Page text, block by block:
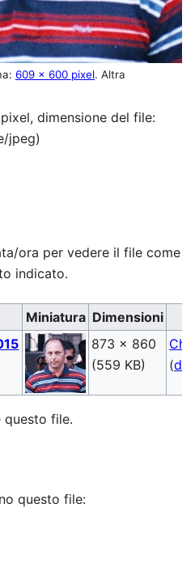
609 × 600 pixel. Altra
dimensione del file:
jpeg)
ora per vedere il file come
indicato.
Miniatura Dimensioni
873 × 860
(559 KB)
(
questo file.
questo file: